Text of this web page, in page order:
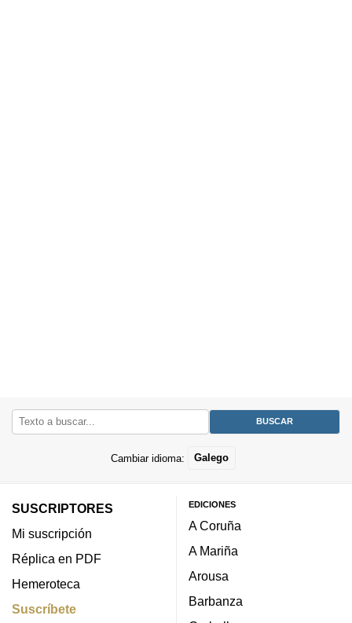
Cambiar idioma: Galego
SUSCRIPTORES
Mi suscripción
Réplica en PDF
Hemeroteca
Suscríbete
EDICIONES
A Coruña
A Mariña
Arousa
Barbanza